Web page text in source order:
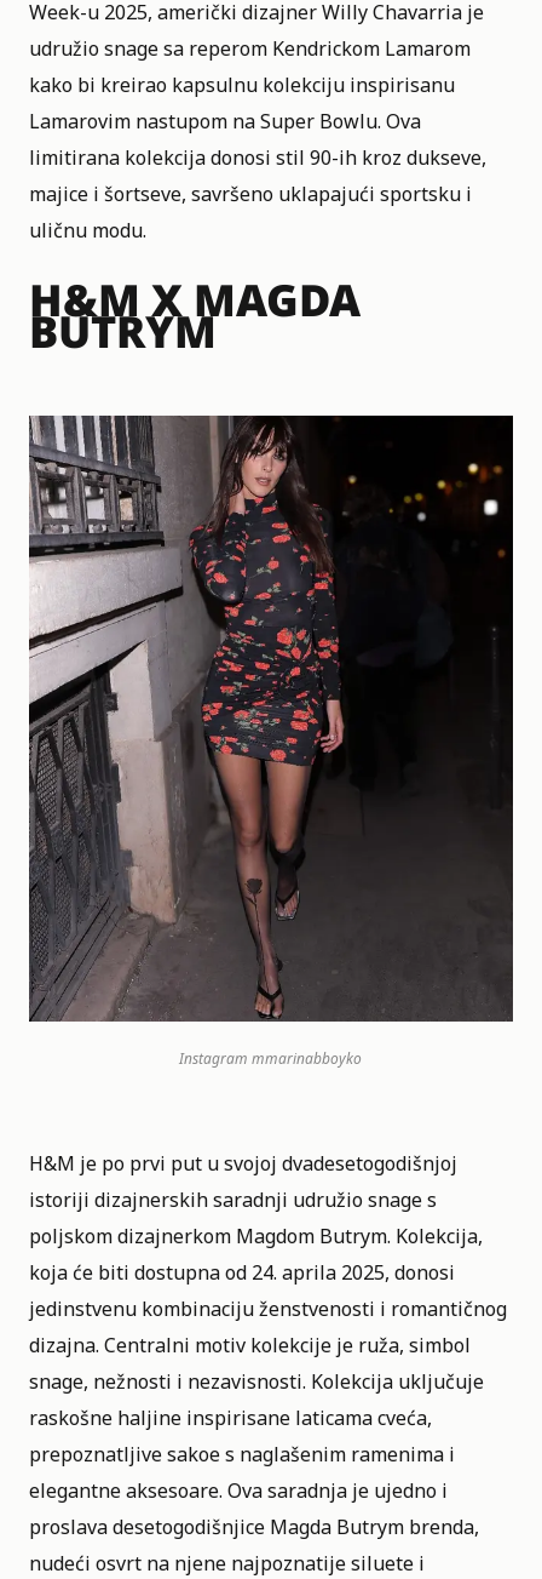
Week-u 2025, američki dizajner Willy Chavarria je
udružio snage sa reperom Kendrickom Lamarom
kako bi kreirao kapsulnu kolekciju inspirisanu
Lamarovim nastupom na Super Bowlu. Ova
limitirana kolekcija donosi stil 90-ih kroz dukseve,
majice i šortseve, savršeno uklapajući sportsku i
uličnu modu.
H&M X MAGDA
BUTRYM
Instagrammmarinabboyko
H&M je po prvi put u svojoj dvadesetogodišnjoj
istoriji dizajnerskih saradnji udružio snage s
poljskom dizajnerkom Magdom Butrym. Kolekcija,
koja će biti dostupna od 24. aprila 2025, donosi
jedinstvenu kombinaciju ženstvenosti i romantičnog
dizajna. Centralni motiv kolekcije je ruža, simbol
snage, nežnosti i nezavisnosti. Kolekcija uključuje
raskošne haljine inspirisane laticama cveća,
prepoznatljive sakoe s naglašenim ramenima i
elegantne aksesoare. Ova saradnja je ujedno i
proslava desetogodišnjice Magda Butrym brenda,
nudeći osvrt na njene najpoznatije siluete i